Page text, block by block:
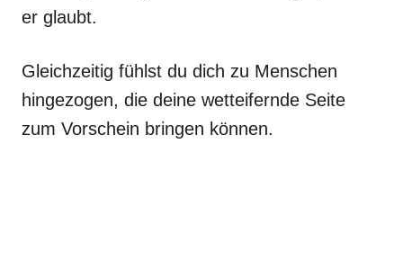
er glaubt.
Gleichzeitig fühlst du dich zu Menschen
hingezogen, die deine wetteifernde Seite
zum Vorschein bringen können.